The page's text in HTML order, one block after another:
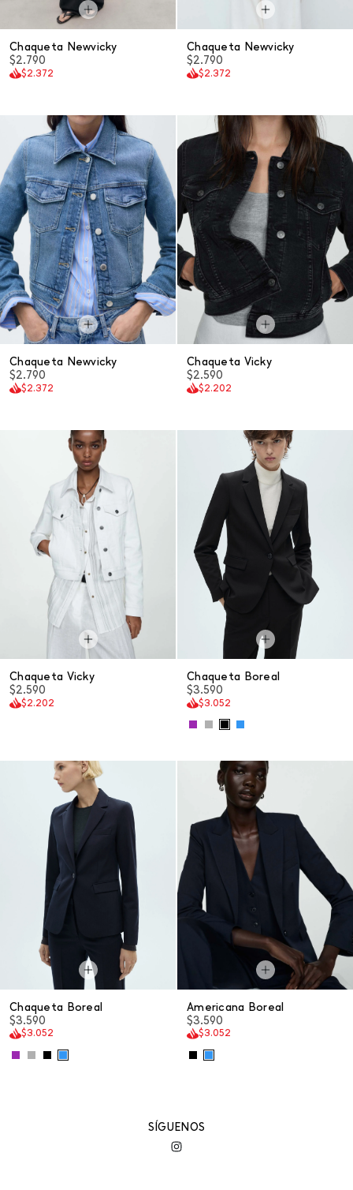
Chaqueta Newvicky
$2.790
$2.372
Chaqueta Newvicky
$2.790
$2.372
Chaqueta Newvicky
$2.790
$2.372
Chaqueta Vicky
$2.590
$2.202
Chaqueta Vicky
$2.590
$2.202
Chaqueta Boreal
$3.590
$3.052
Chaqueta Boreal
$3.590
$3.052
Americana Boreal
$3.590
$3.052
SÍGUENOS